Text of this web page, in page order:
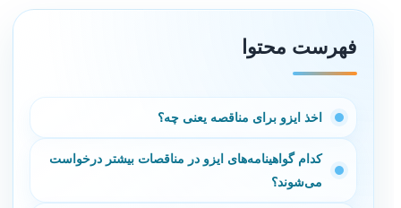
فهرست محتوا
اخذ ایزو برای مناقصه یعنی چه؟
کدام گواهینامه‌های ایزو در مناقصات بیشتر درخواست
می‌شوند؟